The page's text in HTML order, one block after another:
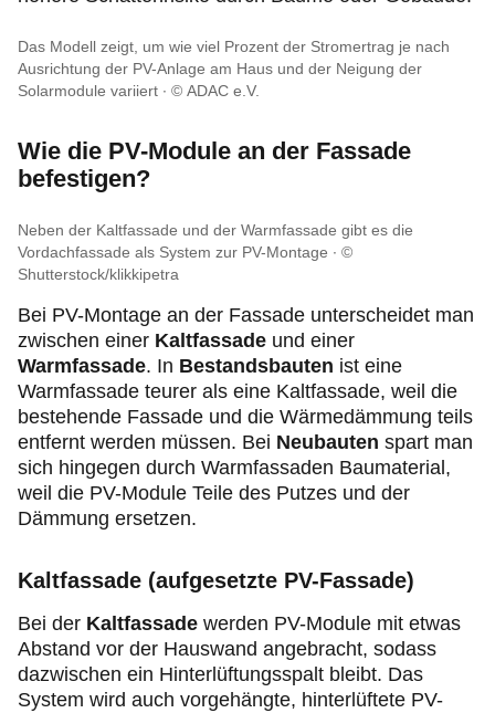
Das Modell zeigt, um wie viel Prozent der Stromertrag je nach
Ausrichtung der PV-Anlage am Haus und der Neigung der
Solarmodule variiert
© ADAC e.V.
Wie die PV-Module an der Fassade
befestigen?
Neben der Kaltfassade und der Warmfassade gibt es die
Vordachfassade als System zur PV-Montage
©
Shutterstock/klikkipetra
Bei PV-Montage an der Fassade unterscheidet man
zwischen einer Kaltfassade und einer
Warmfassade. In Bestandsbauten ist eine
Warmfassade teurer als eine Kaltfassade, weil die
bestehende Fassade und die Wärmedämmung teils
entfernt werden müssen. Bei Neubauten spart man
sich hingegen durch Warmfassaden Baumaterial,
weil die PV-Module Teile des Putzes und der
Dämmung ersetzen.
Kaltfassade (aufgesetzte PV-Fassade)
Bei der Kaltfassade werden PV-Module mit etwas
Abstand vor der Hauswand angebracht, sodass
dazwischen ein Hinterlüftungsspalt bleibt. Das
System wird auch vorgehängte, hinterlüftete PV-